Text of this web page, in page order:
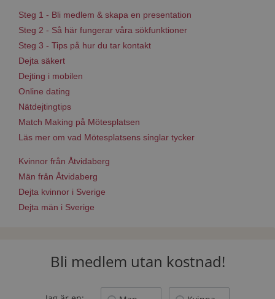
Steg 1 - Bli medlem & skapa en presentation
Steg 2 - Så här fungerar våra sökfunktioner
Steg 3 - Tips på hur du tar kontakt
Dejta säkert
Dejting i mobilen
Online dating
Nätdejtingtips
Match Making på Mötesplatsen
Läs mer om vad Mötesplatsens singlar tycker
Kvinnor från Åtvidaberg
Män från Åtvidaberg
Dejta kvinnor i Sverige
Dejta män i Sverige
Bli medlem utan kostnad!